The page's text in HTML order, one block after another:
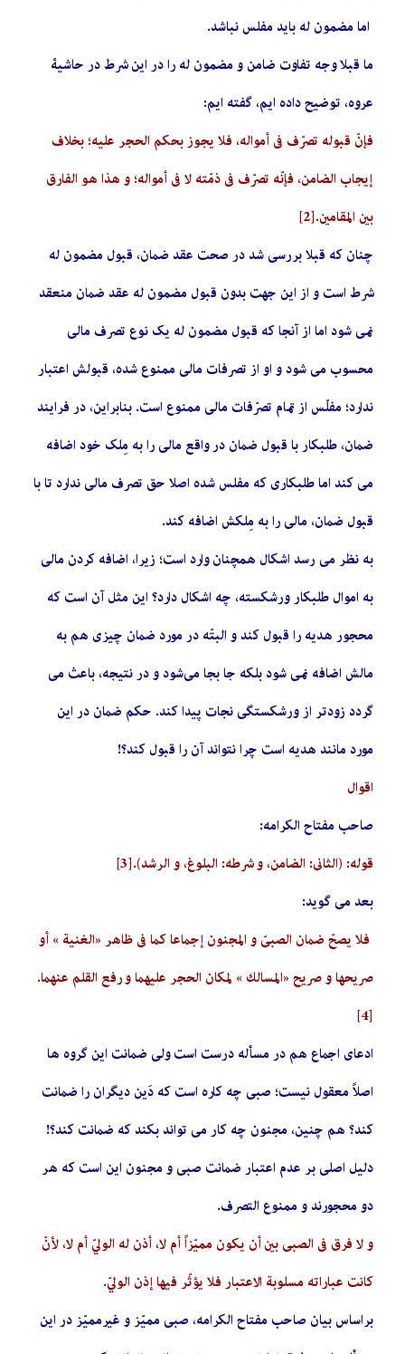
اما مضمون له باید مفلس نباشد.
ما قبلا وجه تفاوت ضامن و مضمون له را در این شرط در حاشیۀ
عروه، توضیح داده ایم، گفته ايم:
فإنّ‌ قبوله تصرّف في أمواله، فلا يجوز بحكم الحجر عليه؛ بخلاف
إيجاب الضامن، فإنّه تصرّف في ذمّته لا في أمواله؛ و هذا هو الفارق
بين المقامين.[2]
چنان که قبلا بررسی شد در صحت عقد ضمان، قبول مضمون له
شرط است و از این جهت بدون قبول مضمون له عقد ضمان منعقد
نمی شود اما از آنجا که قبول مضمون له یک نوع تصرف مالی
محسوب می شود و او از تصرفات مالی ممنوع شده، قبولش اعتبار
ندارد؛ مفلّس از تمام تصرّفات مالی ممنوع است. بنابراین، در فرایند
ضمان، طلبکار با قبول ضمان در واقع مالی را به مِلک خود اضافه
می کند اما طلبکاری که مفلس شده اصلا حق تصرف مالی ندارد تا با
قبول ضمان، مالی را به مِلکش اضافه کند.
به نظر می رسد اشکال همچنان وارد است؛ زیرا، اضافه کردن مالی
به اموال طلبکار ورشکسته، چه اشکال دارد؟ این مثل آن است که
محجور هدیه را قبول کند و البتّه در مورد ضمان چیزی هم به
مالش اضافه نمی شود بلکه جا بجا می‌شود و در نتیجه، باعث می
گردد زودتر از ورشکستگی نجات پیدا کند. حکم ضمان در این
مورد مانند هدیه است چرا نتواند آن را قبول کند؟!
اقوال
صاحب مفتاح الکرامه:
قوله: (الثاني: الضامن، و شرطه: البلوغ، و الرشد).[3]
بعد می گوید:
فلا يصحّ‌ ضمان الصبيّ‌ و المجنون إجماعا كما في ظاهر «الغنية » أو
صريحها و صريح «المسالك » لمكان الحجر عليهما و رفع القلم عنهما.
[4]
ادعای اجماع هم در مسأله درست است ولی ضمانت این گروه ها
اصلاً معقول نیست؛ صبی چه کاره است که دَين دیگران را ضمانت
کند؟ هم چنین، مجنون چه کار می تواند بکند که ضمانت کند؟!
دلیل اصلی بر عدم اعتبار ضمانت صبی و مجنون این است که هر
دو محجورند و ممنوع التصرف.
و لا فرق في الصبي بين أن يكون مميّزاً أم لا، أذن له الوليّ‌ أم لا، لأنّ
كانت عباراته مسلوبة الاعتبار فلا يؤثّر فيها إذن الوليّ‌.
براساس بیان صاحب مفتاح الکرامه، صبی ممیّز و غیرممیّز در این